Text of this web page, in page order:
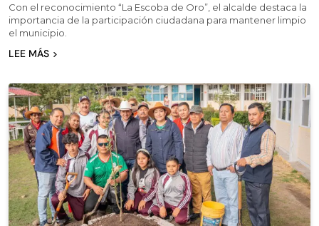
Con el reconocimiento “La Escoba de Oro”, el alcalde destaca la
importancia de la participación ciudadana para mantener limpio
el municipio.
LEE MÁS